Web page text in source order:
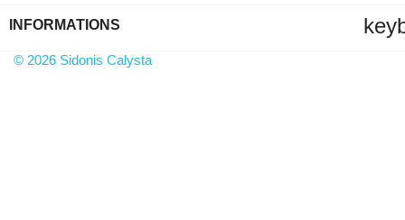
INFORMATIONS
© 2026 Sidonis Calysta